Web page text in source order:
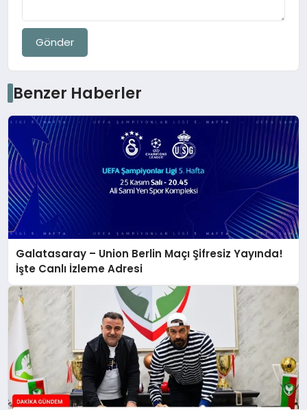
Gönder
Benzer Haberler
Galatasaray – Union Berlin Maçı Şifresiz Yayında!
İşte Canlı İzleme Adresi